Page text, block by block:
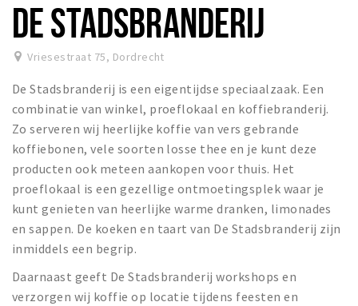
Winkelgebieden
Parkeren
Bezienswaardigheden
Musea, theaters & podia
Uitjes & activiteiten
Toeristische routes
Sport
Natuur
Inloggen
DE STADSBRANDERIJ
Vriesestraat 75, Dordrecht
De Stadsbranderij is een eigentijdse speciaalzaak. Een
combinatie van winkel, proeflokaal en koffiebranderij.
Zo serveren wij heerlijke koffie van vers gebrande
koffiebonen, vele soorten losse thee en je kunt deze
producten ook meteen aankopen voor thuis. Het
proeflokaal is een gezellige ontmoetingsplek waar je
kunt genieten van heerlijke warme dranken, limonades
en sappen. De koeken en taart van De Stadsbranderij zijn
inmiddels een begrip.
Daarnaast geeft De Stadsbranderij workshops en
verzorgen wij koffie op locatie tijdens feesten en